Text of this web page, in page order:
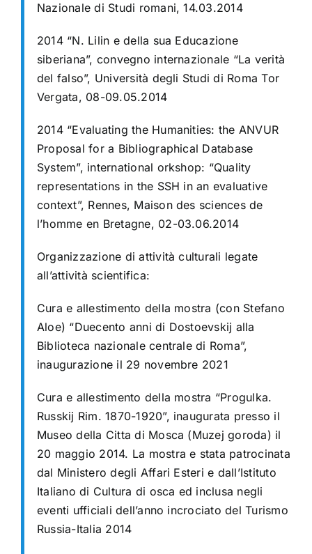
Nazionale di Studi romani, 14.03.2014
2014 “N. Lilin e della sua Educazione
siberiana”, convegno internazionale “La verità
del falso”, Università degli Studi di Roma Tor
Vergata, 08-09.05.2014
2014 “Evaluating the Humanities: the ANVUR
Proposal for a Bibliographical Database
System”, international orkshop: “Quality
representations in the SSH in an evaluative
context”, Rennes, Maison des sciences de
l’homme en Bretagne, 02-03.06.2014
Organizzazione di attività culturali legate
all’attività scientifica:
Cura e allestimento della mostra (con Stefano
Aloe) “Duecento anni di Dostoevskij alla
Biblioteca nazionale centrale di Roma”,
inaugurazione il 29 novembre 2021
Cura e allestimento della mostra “Progulka.
Russkij Rim. 1870-1920”, inaugurata presso il
Museo della Citta di Mosca (Muzej goroda) il
20 maggio 2014. La mostra e stata patrocinata
dal Ministero degli Affari Esteri e dall’Istituto
Italiano di Cultura di osca ed inclusa negli
eventi ufficiali dell’anno incrociato del Turismo
Russia-Italia 2014